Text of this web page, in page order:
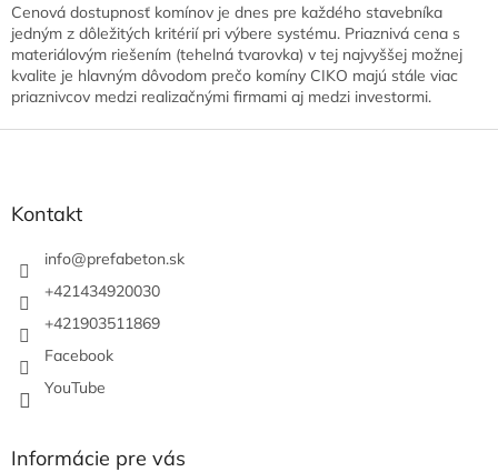
Cenová dostupnosť komínov je dnes pre každého stavebníka
jedným z dôležitých kritérií pri výbere systému. Priaznivá cena s
materiálovým riešením (tehelná tvarovka) v tej najvyššej možnej
kvalite je hlavným dôvodom prečo komíny CIKO majú stále viac
priaznivcov medzi realizačnými firmami aj medzi investormi.
Z
Kontakt
info@prefabeton.sk
+421434920030
+421903511869
Facebook
YouTube
Informácie pre vás